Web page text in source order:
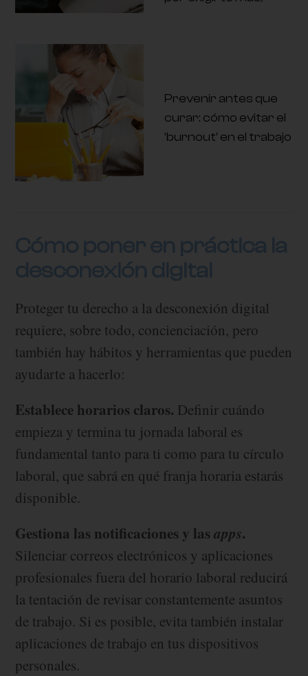
Prevenir antes que
curar: cómo evitar el
‘burnout’ en el trabajo
Proteger tu derecho a la desconexión digital
requiere, sobre todo, concienciación, pero
también hay hábitos y herramientas que pueden
ayudarte a hacerlo:
Establece horarios claros. Definir cuándo
empieza y termina tu jornada laboral es
fundamental tanto para ti como para tu círculo
laboral, que sabrá en qué franja horaria estarás
disponible.
Gestiona las notificaciones y lasapps.
Silenciar correos electrónicos y aplicaciones
profesionales fuera del horario laboral reducirá
la tentación de revisar constantemente asuntos
de trabajo. Si es posible, evita también instalar
aplicaciones de trabajo en tus dispositivos
personales.